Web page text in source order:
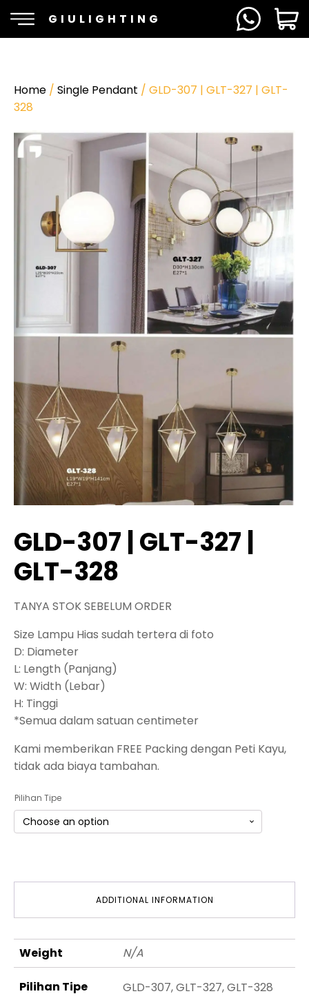
GIULIGHTING
Home / Single Pendant / GLD-307 | GLT-327 | GLT-
328
GLD-307 | GLT-327 |
GLT-328
TANYA STOK SEBELUM ORDER
Size Lampu Hias sudah tertera di foto
D: Diameter
L: Length (Panjang)
W: Width (Lebar)
H: Tinggi
*Semua dalam satuan centimeter
Kami memberikan FREE Packing dengan Peti Kayu,
tidak ada biaya tambahan.
Pilihan Tipe
ADDITIONAL INFORMATION
Weight N/A
Pilihan Tipe GLD-307, GLT-327, GLT-328